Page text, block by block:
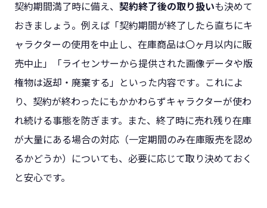
契約期間満了時に備え、 契約終了後の取り扱いも決めて
おきましょう​。例えば「契約期間が終了したら直ちにキ
ャラクターの使用を中止し、在庫商品は〇ヶ月以内に販
売中止」「ライセンサーから提供された画像データや版
権物は返却・廃棄する」といった内容です​。これによ
り、契約が終わったにもかかわらずキャラクターが使わ
れ続ける事態を防ぎます。また、終了時に売れ残り在庫
が大量にある場合の対応（一定期間のみ在庫販売を認め
るかどうか）についても、必要に応じて取り決めておく
と安心です。